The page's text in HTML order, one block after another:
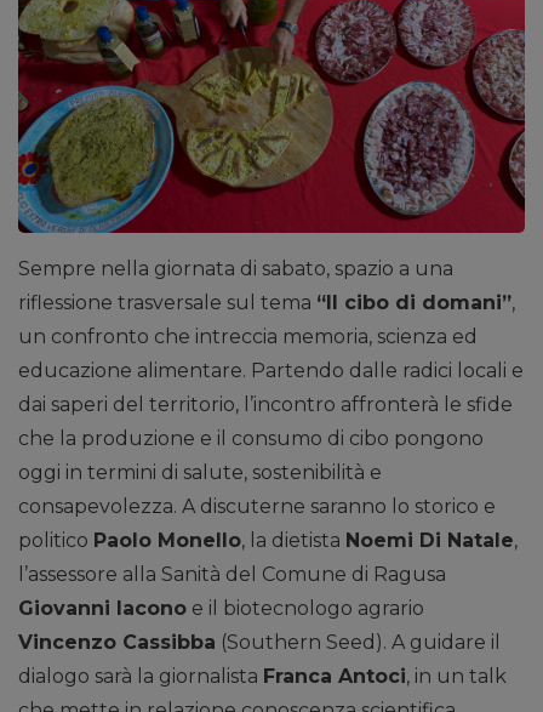
Sempre nella giornata di sabato, spazio a una
riflessione trasversale sul tema “Il cibo di domani”,
un confronto che intreccia memoria, scienza ed
educazione alimentare. Partendo dalle radici locali e
dai saperi del territorio, l’incontro affronterà le sfide
che la produzione e il consumo di cibo pongono
oggi in termini di salute, sostenibilità e
consapevolezza. A discuterne saranno lo storico e
politico Paolo Monello, la dietista Noemi Di Natale,
l’assessore alla Sanità del Comune di Ragusa
Giovanni Iacono e il biotecnologo agrario
Vincenzo Cassibba (Southern Seed). A guidare il
dialogo sarà la giornalista Franca Antoci, in un talk